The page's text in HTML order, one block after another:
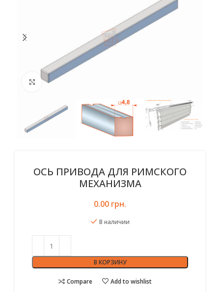
Click to enlarge
ОСЬ ПРИВОДА ДЛЯ РИМСКОГО
МЕХАНИЗМА
0.00 грн.
В наличии
В КОРЗИНУ
Compare Add to wishlist